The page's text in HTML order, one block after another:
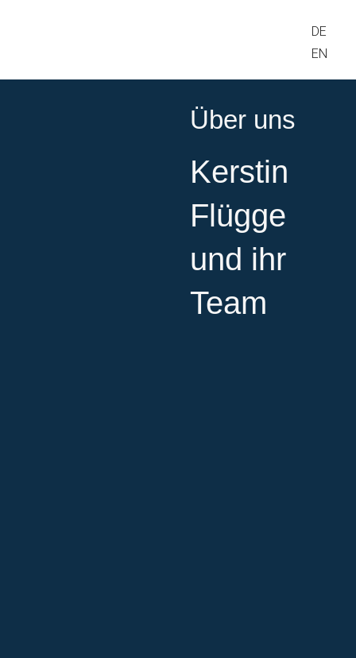
DE
EN
Über uns
Kerstin
Flügge
und ihr
Team